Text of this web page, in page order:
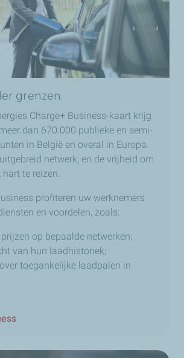
grenzen.
Charge+ Business-kaart krijg
dan 670.000 publieke en semi-
in België en overal in Europa.
netwerk, en de vrijheid om
te reizen.
profiteren uw werknemers
en voordelen, zoals:
op bepaalde netwerken;
van hun laadhistoriek;
toegankelijke laadpalen in